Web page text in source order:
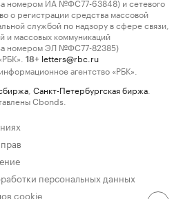
о регистрации средства массовой
службой по надзору в сфере связи,
и массовых коммуникаций
номером ЭЛ №ФС77-82385)
18+ letters@rbc.ru
агентство «РБК».
Санкт-Петербургская биржа
Cbonds.
персональных данных
cookie